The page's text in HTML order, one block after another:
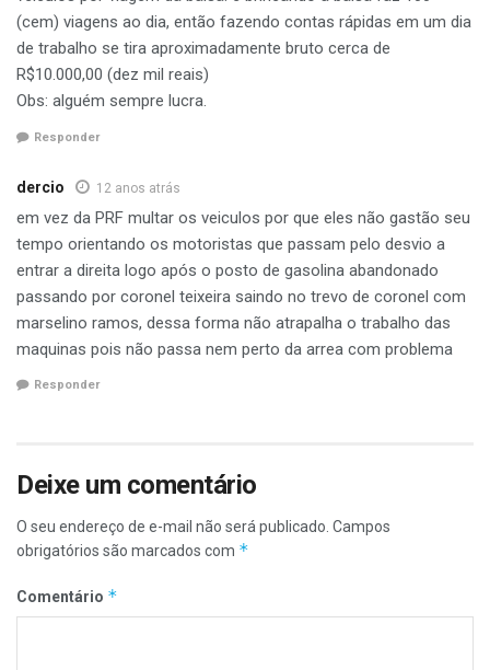
(cem) viagens ao dia, então fazendo contas rápidas em um dia
de trabalho se tira aproximadamente bruto cerca de
R$10.000,00 (dez mil reais)
Obs: alguém sempre lucra.
Responder
dercio 12 anos atrás
em vez da PRF multar os veiculos por que eles não gastão seu
tempo orientando os motoristas que passam pelo desvio a
entrar a direita logo após o posto de gasolina abandonado
passando por coronel teixeira saindo no trevo de coronel com
marselino ramos, dessa forma não atrapalha o trabalho das
maquinas pois não passa nem perto da arrea com problema
Responder
Deixe um comentário
O seu endereço de e-mail não será publicado. Campos
obrigatórios são marcados com *
Comentário *